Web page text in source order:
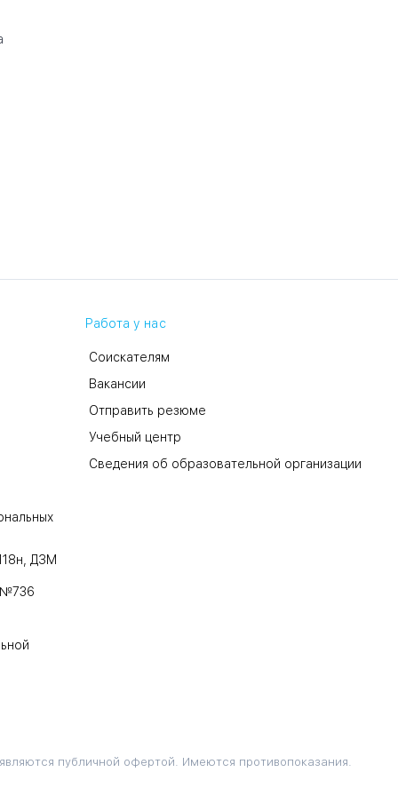
ДЗМ
№736
Работа у нас
Соискателям
Вакансии
Отправить резюме
Учебный центр
Сведения об образовательной организации
публичной офертой. Имеются противопоказания.